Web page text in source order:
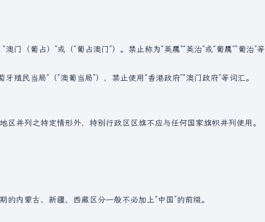
门（葡占）”或（“葡占澳门”）。禁止称为“英属”“英治”或“葡属”“葡治”等
殖民当局”（“澳葡当局”），禁止使用“香港政府”“澳门政府”等词汇。
并列之特定情形外，特别行政区区旗不应与任何国家旗帜并列使用。
内蒙古、新疆、西藏区分一般不必加上“中国”的前缀。